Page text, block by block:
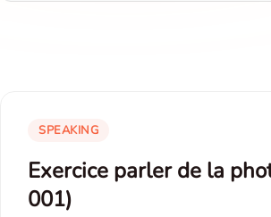
SPEAKING
Exercice parler de la
001)